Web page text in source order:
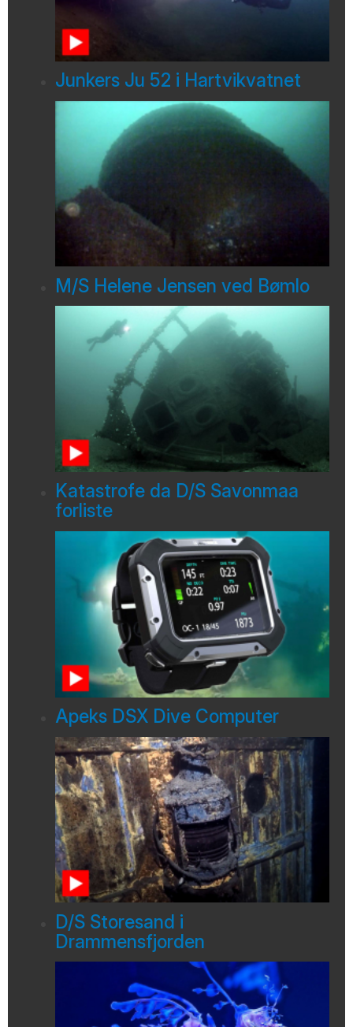
Junkers Ju 52 i Hartvikvatnet
M/S Helene Jensen ved Bømlo
Katastrofe da D/S Savonmaa
forliste
Apeks DSX Dive Computer
D/S Storesand i
Drammensfjorden